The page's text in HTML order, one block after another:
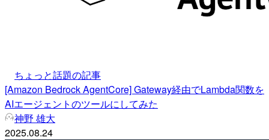
ちょっと話題の記事
[Amazon Bedrock AgentCore] Gateway経由でLambda関数を
AIエージェントのツールにしてみた
神野 雄大
2025.08.24